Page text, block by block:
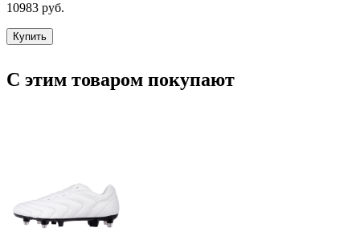
10983 руб.
Купить
С этим товаром покупают